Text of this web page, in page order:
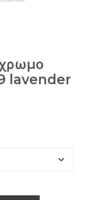
lavender